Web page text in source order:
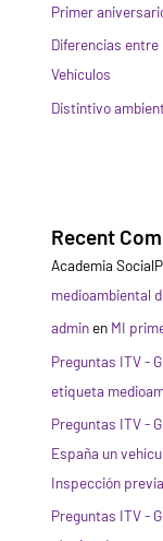
Primer
Diferencias entre
Vehículos
Distintivo
Recent
Academia
medioambiental
adminen MI
Preguntas ITV -
etiqueta
Preguntas ITV -
España un
Inspección
Preguntas ITV -